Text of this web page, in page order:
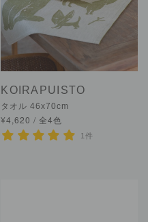
KOIRAPUISTO
タオル 46x70cm
¥4,620 / 全4色
1件